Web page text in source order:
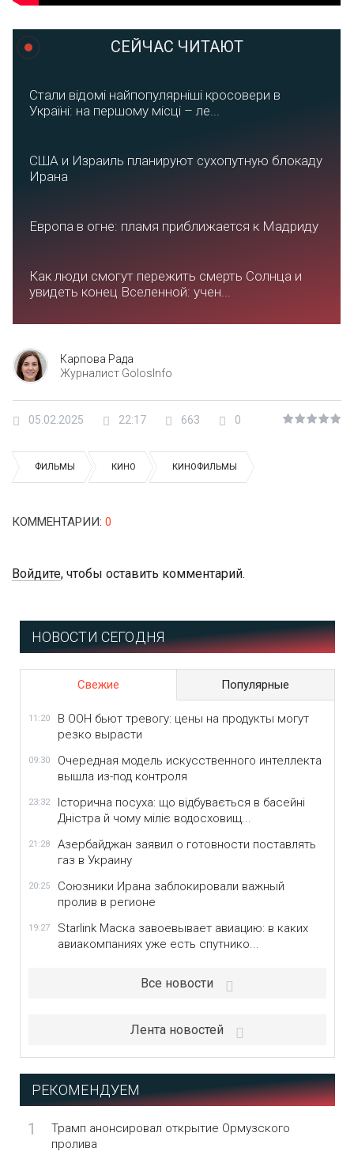
СЕЙЧАС ЧИТАЮТ
Стали відомі найпопулярніші кросовери в
Україні: на першому місці – ле...
США и Израиль планируют сухопутную блокаду
Ирана
Европа в огне: пламя приближается к Мадриду
Как люди смогут пережить смерть Солнца и
увидеть конец Вселенной: учен...
Карпова Рада
Журналист GolosInfo
05.02.2025 22:17 663 0
ФИЛЬМЫ КИНО КИНОФИЛЬМЫ
КОММЕНТАРИИ: 0
Войдите, чтобы оставить комментарий.
НОВОСТИ СЕГОДНЯ
Свежие Популярные
11:20
В ООН бьют тревогу: цены на продукты могут
резко вырасти
09:30
Очередная модель искусственного интеллекта
вышла из-под контроля
23:32
Історична посуха: що відбувається в басейні
Дністра й чому міліє водосховищ...
21:28
Азербайджан заявил о готовности поставлять
газ в Украину
20:25
Союзники Ирана заблокировали важный
пролив в регионе
19:27
Starlink Маска завоевывает авиацию: в каких
авиакомпаниях уже есть спутнико...
Все новости
Лента новостей
РЕКОМЕНДУЕМ
1
Трамп анонсировал открытие Ормузского
пролива